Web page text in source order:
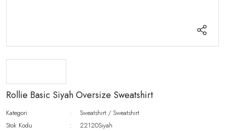
Rollie Basic Siyah Oversize Sweatshirt
Kategori
Sweatshirt / Sweatshirt
Stok Kodu
22120Siyah